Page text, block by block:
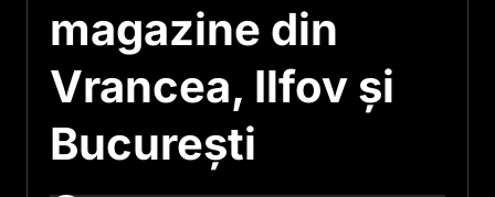
magazine din
Vrancea, Ilfov și
București